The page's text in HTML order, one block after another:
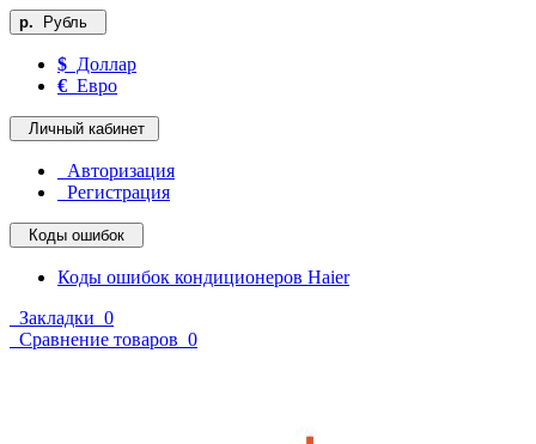
р. Рубль
$ Доллар
€ Евро
Личный кабинет
Авторизация
Регистрация
Коды ошибок
Коды ошибок кондиционеров Haier
Закладки 0
Сравнение товаров 0